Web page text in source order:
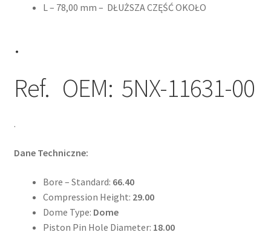
L – 78,00 mm – DŁUŻSZA CZĘŚĆ OKOŁO
.
Ref. OEM: 5NX-11631-00
.
Dane Techniczne:
Bore – Standard: 66.40
Compression Height: 29.00
Dome Type: Dome
Piston Pin Hole Diameter: 18.00